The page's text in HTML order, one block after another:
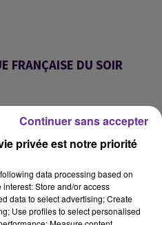
FRANÇAISE DU SOIR
Le parlement libanais a
un Président de la
électorale ce mercredi a
Nous y reviendrons
à Paris Randa
privée est notre priorité
data processing based on
Store and/or access
data to select advertising; Create
Use profiles to select personalised
Continuer sans accepter